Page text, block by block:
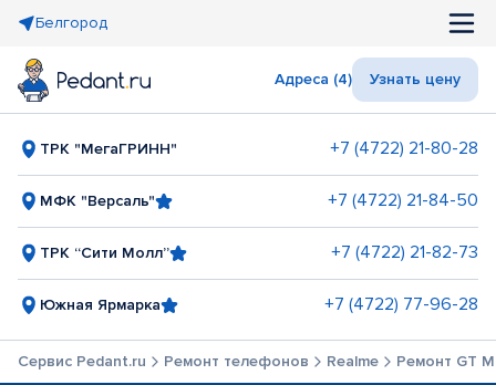
Белгород
Адреса (4) Узнать цену
ТРК "МегаГРИНН" +7 (4722) 21-80-28
МФК "Версаль" +7 (4722) 21-84-50
ТРК “Сити Молл” +7 (4722) 21-82-73
Южная Ярмарка +7 (4722) 77-96-28
Сервис Pedant.ru Ремонт телефонов Realme Ремонт GT